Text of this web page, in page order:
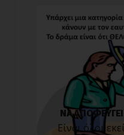
ΝΑ
Είναι όλοι